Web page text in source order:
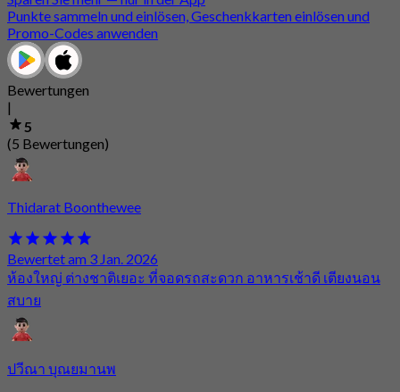
Punkte sammeln und einlösen, Geschenkkarten einlösen und
Promo-Codes anwenden
Bewertungen
|
5
(5 Bewertungen)
Thidarat Boonthewee
Bewertet am 3 Jan. 2026
ห้องใหญ่ ต่างชาติเยอะ ที่จอดรถสะดวก อาหารเช้าดี เตียงนอน
สบาย
ปวีณา บุณยมานพ